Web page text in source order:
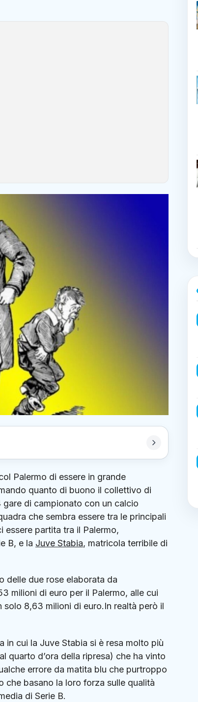
Palermo di essere in grande
quanto di buono il collettivo di
di campionato con un calcio
che sembra essere tra le principali
partita tra il Palermo,
B, e la Juve Stabia, matricola terribile di
delle due rose elaborata da
milioni di euro per il Palermo, alle cui
solo 8,63 milioni di euro.In realtà però il
in cui la Juve Stabia si è resa molto più
quarto d’ora della ripresa) che ha vinto
errore da matita blu che purtroppo
che basano la loro forza sulle qualità
di Serie B.